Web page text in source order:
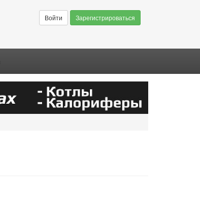
Войти Зарегистрироваться